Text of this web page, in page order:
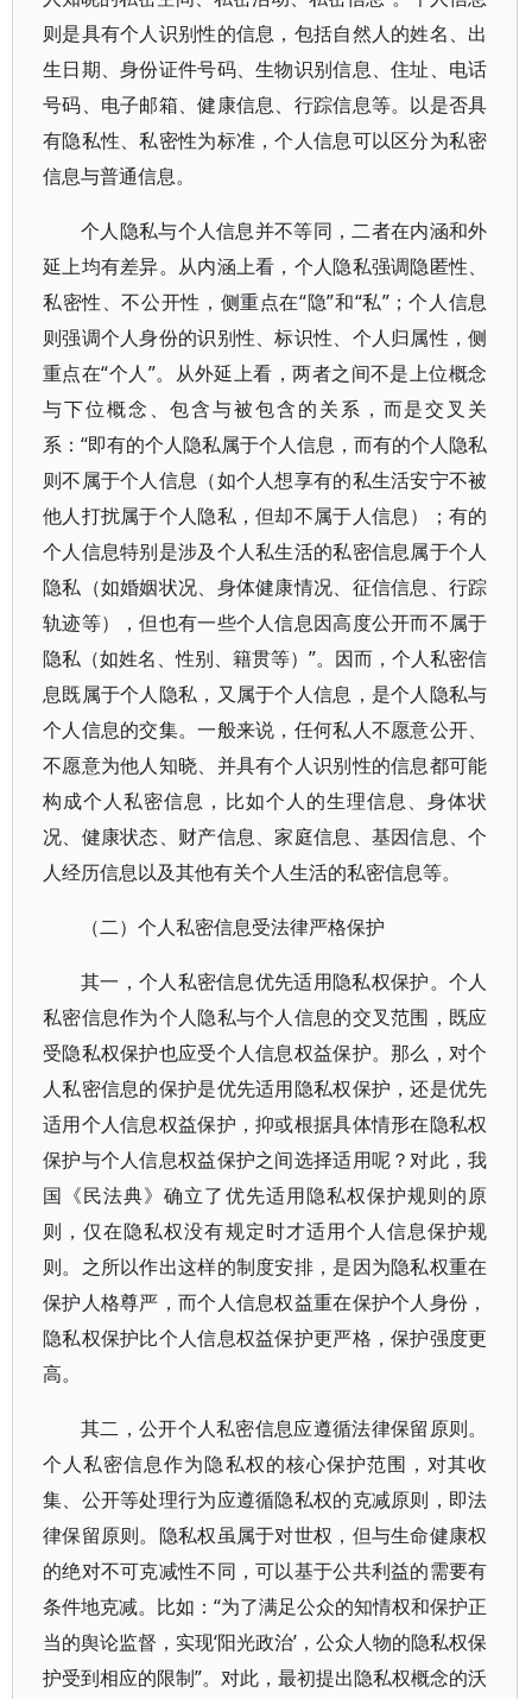
则是具有个人识别性的信息，包括自然人的姓名、出
生日期、身份证件号码、生物识别信息、住址、电话
号码、电子邮箱、健康信息、行踪信息等。以是否具
有隐私性、私密性为标准，个人信息可以区分为私密
信息与普通信息。
个人隐私与个人信息并不等同，二者在内涵和外
延上均有差异。从内涵上看，个人隐私强调隐匿性、
私密性、不公开性，侧重点在“隐”和“私”；个人信息
则强调个人身份的识别性、标识性、个人归属性，侧
重点在“个人”。从外延上看，两者之间不是上位概念
与下位概念、包含与被包含的关系，而是交叉关
系：“即有的个人隐私属于个人信息，而有的个人隐私
则不属于个人信息（如个人想享有的私生活安宁不被
他人打扰属于个人隐私，但却不属于人信息）；有的
个人信息特别是涉及个人私生活的私密信息属于个人
隐私（如婚姻状况、身体健康情况、征信信息、行踪
轨迹等），但也有一些个人信息因高度公开而不属于
隐私（如姓名、性别、籍贯等）”。因而，个人私密信
息既属于个人隐私，又属于个人信息，是个人隐私与
个人信息的交集。一般来说，任何私人不愿意公开、
不愿意为他人知晓、并具有个人识别性的信息都可能
构成个人私密信息，比如个人的生理信息、身体状
况、健康状态、财产信息、家庭信息、基因信息、个
人经历信息以及其他有关个人生活的私密信息等。
（二）个人私密信息受法律严格保护
其一，个人私密信息优先适用隐私权保护。个人
私密信息作为个人隐私与个人信息的交叉范围，既应
受隐私权保护也应受个人信息权益保护。那么，对个
人私密信息的保护是优先适用隐私权保护，还是优先
适用个人信息权益保护，抑或根据具体情形在隐私权
保护与个人信息权益保护之间选择适用呢？对此，我
国《民法典》确立了优先适用隐私权保护规则的原
则，仅在隐私权没有规定时才适用个人信息保护规
则。之所以作出这样的制度安排，是因为隐私权重在
保护人格尊严，而个人信息权益重在保护个人身份，
隐私权保护比个人信息权益保护更严格，保护强度更
高。
其二，公开个人私密信息应遵循法律保留原则。
个人私密信息作为隐私权的核心保护范围，对其收
集、公开等处理行为应遵循隐私权的克减原则，即法
律保留原则。隐私权虽属于对世权，但与生命健康权
的绝对不可克减性不同，可以基于公共利益的需要有
条件地克减。比如：“为了满足公众的知情权和保护正
当的舆论监督，实现‘阳光政治’，公众人物的隐私权保
护受到相应的限制”。对此，最初提出隐私权概念的沃